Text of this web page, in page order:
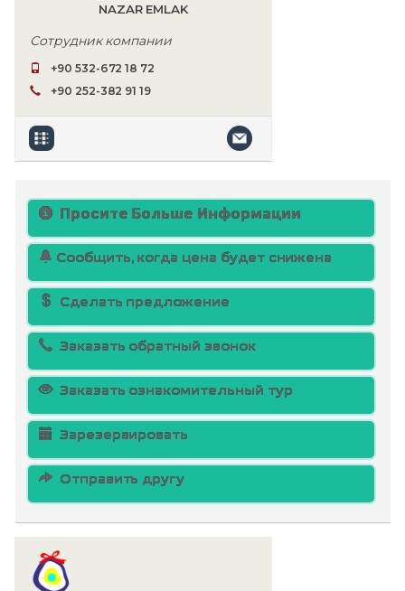
NAZAR EMLAK
Сотрудник компании
+90 532-672 18 72
+90 252-382 91 19
Просите Больше Информации
Сообщить, когда цена будет снижена
Сделать предложение
Заказать обратный звонок
Заказать ознакомительный тур
Зарезервировать
Отправить другу